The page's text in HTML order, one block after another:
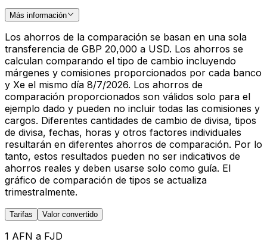
Más información
Los ahorros de la comparación se basan en una sola
transferencia de GBP 20,000 a USD. Los ahorros se
calculan comparando el tipo de cambio incluyendo
márgenes y comisiones proporcionados por cada banco
y Xe el mismo día 8/7/2026. Los ahorros de
comparación proporcionados son válidos solo para el
ejemplo dado y pueden no incluir todas las comisiones y
cargos. Diferentes cantidades de cambio de divisa, tipos
de divisa, fechas, horas y otros factores individuales
resultarán en diferentes ahorros de comparación. Por lo
tanto, estos resultados pueden no ser indicativos de
ahorros reales y deben usarse solo como guía. El
gráfico de comparación de tipos se actualiza
trimestralmente.
Tarifas Valor convertido
1 AFN a FJD